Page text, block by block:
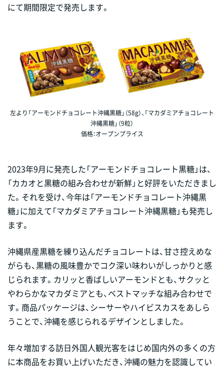
にて期間限定で発売します。
左より「アーモンドチョコレート沖縄黒糖」（58g）、「マカダミアチョコレート
沖縄黒糖」（9粒）
価格：オープンプライス
2023年9月に発売した「アーモンドチョコレート黒糖」は、
「カカオと黒糖の組み合わせが新鮮」と好評をいただきまし
た。それを受け、今年は「アーモンドチョコレート沖縄黒
糖」に加えて「マカダミアチョコレート沖縄黒糖」も発売し
ます。
沖縄県産黒糖を練り込んだチョコレートは、甘さ控えめな
がらも、黒糖の風味豊かでコク深い味わいがしっかりと感
じられます。カリッと香ばしいアーモンドとも、サクッと
やわらかなマカダミアとも、ベストマッチな組み合わせで
す。商品パッケージは、シーサーやハイビスカスをあしら
うことで、沖縄を感じられるデザインとしました。
年々増加する訪日外国人観光客をはじめ国内外の多くの方
に本商品をお買い上げいただき、沖縄の魅力を認識してい